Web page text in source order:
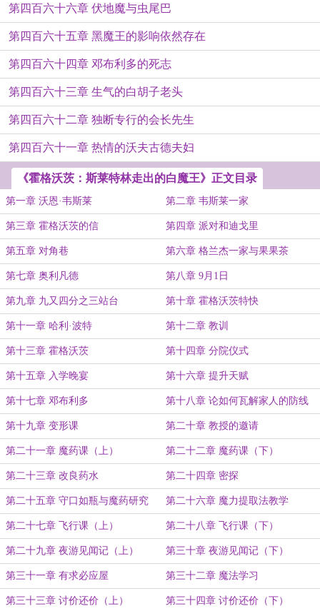
第四百六十六章 伏地魔与虫尾巴
第四百六十五章 黑魔王的影响依然存在
第四百六十四章 邓布利多的死志
第四百六十三章 生气的白胡子老头
第四百六十二章 独断专行的会长先生
第四百六十一章 热情的沃夫古德夫妇
《霍格沃茨：斯莱特林走出的白魔王》正文目录
第一章 沃恩·韦斯莱 第二章 韦斯莱一家
第三章 霍格沃茨的信 第四章 派对和迪戈里
第五章 对角巷 第六章 格兰杰一家与果果茶
第七章 奥利凡德 第八章 9月1日
第九章 九又四分之三站台 第十章 霍格沃茨特快
第十一章 哈利·波特 第十二章 教训
第十三章 霍格沃茨 第十四章 分院仪式
第十五章 入学晚宴 第十六章 提升天赋
第十七章 邓布利多 第十八章 论如何瓦解家人的防线
第十九章 变形课 第二十章 教授的邀请
第二十一章 魔药课（上） 第二十二章 魔药课（下）
第二十三章 改良药水 第二十四章 密探
第二十五章 守口如瓶与魔药研究 第二十六章 魔力提取法教学
第二十七章 飞行课（上） 第二十八章 飞行课（下）
第二十九章 夜游见闻记（上） 第三十章 夜游见闻记（下）
第三十一章 有求必应屋 第三十二章 魔法学习
第三十三章 讨价还价（上） 第三十四章 讨价还价（下）